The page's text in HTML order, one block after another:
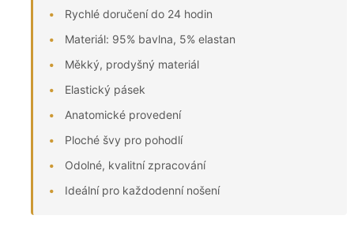
Rychlé doručení do 24 hodin
Materiál: 95% bavlna, 5% elastan
Měkký, prodyšný materiál
Elastický pásek
Anatomické provedení
Ploché švy pro pohodlí
Odolné, kvalitní zpracování
Ideální pro každodenní nošení